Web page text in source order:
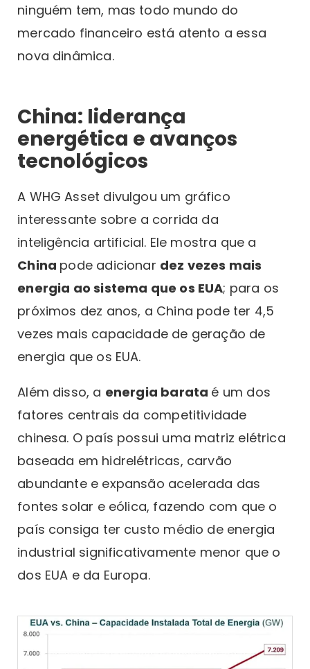
ninguém tem, mas todo mundo do
mercado financeiro está atento a essa
nova dinâmica.
China: liderança
energética e avanços
tecnológicos
A WHG Asset divulgou um gráfico
interessante sobre a corrida da
inteligência artificial. Ele mostra que a
China pode adicionar dez vezes mais
energia ao sistema que os EUA; para os
próximos dez anos, a China pode ter 4,5
vezes mais capacidade de geração de
energia que os EUA.
Além disso, a energia barata é um dos
fatores centrais da competitividade
chinesa. O país possui uma matriz elétrica
baseada em hidrelétricas, carvão
abundante e expansão acelerada das
fontes solar e eólica, fazendo com que o
país consiga ter custo médio de energia
industrial significativamente menor que o
dos EUA e da Europa.